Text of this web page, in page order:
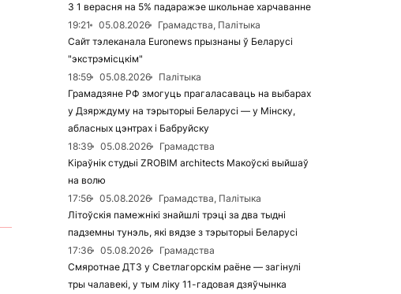
З 1 верасня на 5% падаражэе школьнае харчаванне
19:21
05.08.2026
Грамадства, Палітыка
Сайт тэлеканала Euronews прызнаны ў Беларусі
"экстрэмісцкім"
18:59
05.08.2026
Палітыка
Грамадзяне РФ змогуць прагаласаваць на выбарах
у Дзярждуму на тэрыторыі Беларусі — у Мінску,
абласных цэнтрах і Бабруйску
18:39
05.08.2026
Грамадства
Кіраўнік студыі ZROBIM architects Макоўскі выйшаў
на волю
17:56
05.08.2026
Грамадства, Палітыка
Літоўскія памежнікі знайшлі трэці за два тыдні
падземны тунэль, які вядзе з тэрыторыі Беларусі
17:36
05.08.2026
Грамадства
Смяротнае ДТЗ у Светлагорскім раёне — загінулі
тры чалавекі, у тым ліку 11-гадовая дзяўчынка